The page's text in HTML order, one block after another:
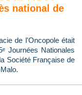
national de
de l'Oncopole était
Journées Nationales
Société Française de